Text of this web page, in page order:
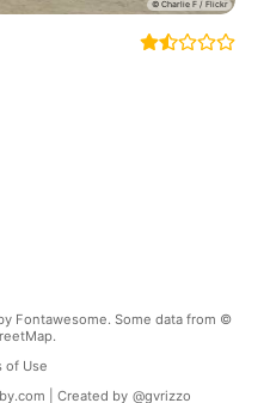
Fontawesome. Some data from ©
of Use
| Created by @gvrizzo